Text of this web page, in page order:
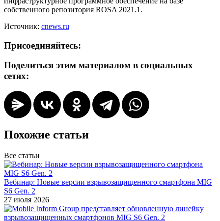
собственного репозитория ROSA 2021.1.
Источник: cnews.ru
Присоединяйтесь:
Поделиться этим материалом в социальных
сетях:
Похожие статьи
Все статьи
Вебинар: Новые версии взрывозащищенного смартфона MIG
S6 Gen. 2
27 июля 2026